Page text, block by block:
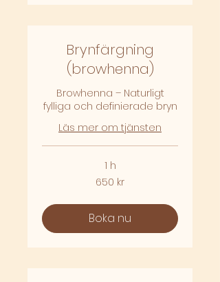
Brynfärgning
(browhenna)
Browhenna – Naturligt
fylliga och definierade bryn
Läs mer om tjänsten
1 h
650 kr
Boka nu